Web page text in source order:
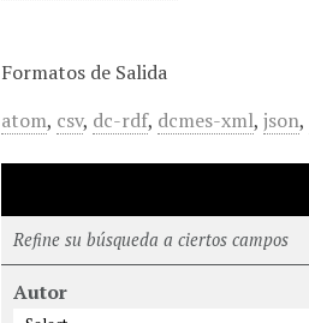
Formatos de Salida
atom, csv, dc-rdf, dcmes-xml,json,
Refine su búsqueda a ciertos campos
Autor